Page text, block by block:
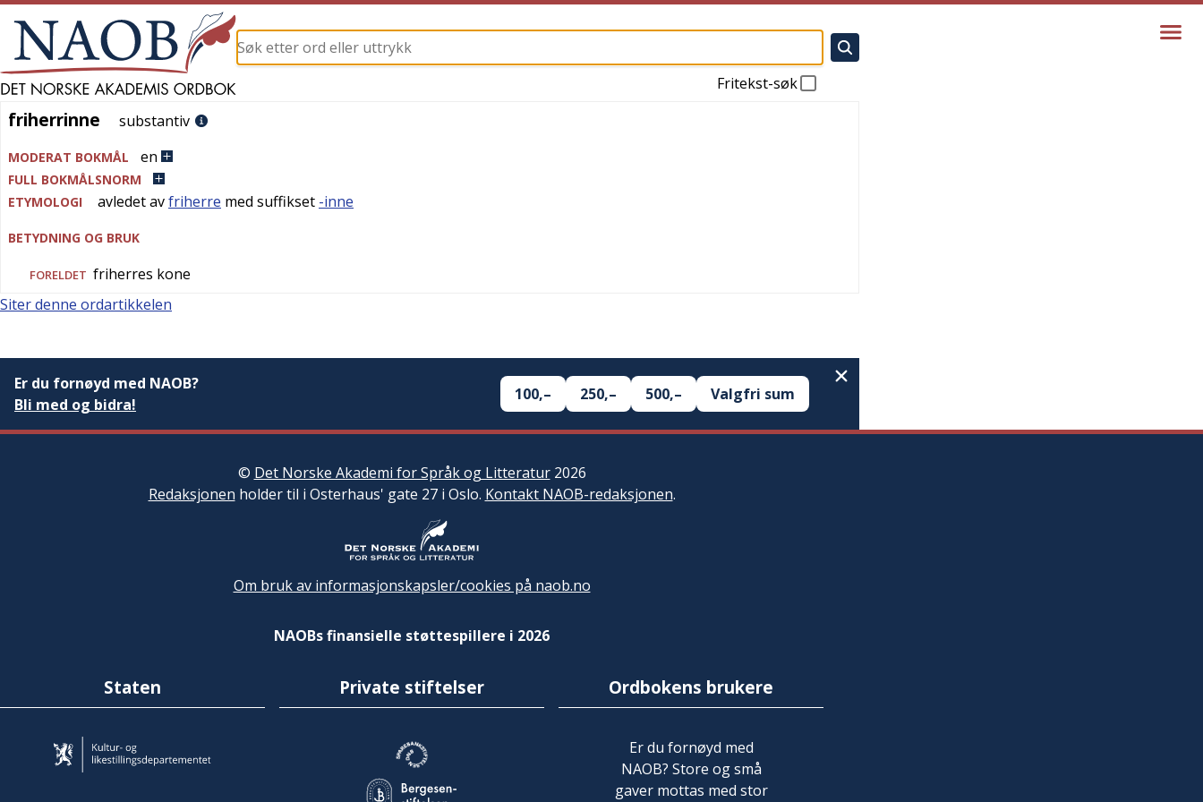
Fritekst-søk
friherrinne
friherrinne substantiv
MODERAT BOKMÅL en
FULL BOKMÅLSNORM
ETYMOLOGI
avledet avfriherre med suffikset -inne
BETYDNING OG BRUK
FORELDET friherres kone
Siter denne ordartikkelen
Er du fornøyd med NAOB?
Bli med og bidra!
100,– 250,– 500,– Valgfri sum
© Det Norske Akademi for Språk og Litteratur2026
Redaksjonen holder til i Osterhaus' gate 27 i Oslo. Kontakt NAOB-redaksjonen.
Om bruk av informasjonskapsler/cookies på naob.no
NAOBs finansielle støttespillere i 2026
Staten Private stiftelser Ordbokens brukere
Er du fornøyd med
NAOB? Store og små
gaver mottas med stor